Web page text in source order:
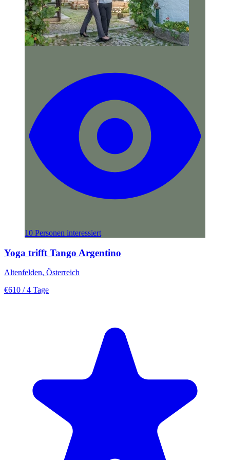
10 Personen interessiert
Yoga trifft Tango Argentino
Altenfelden, Österreich
€610 / 4 Tage